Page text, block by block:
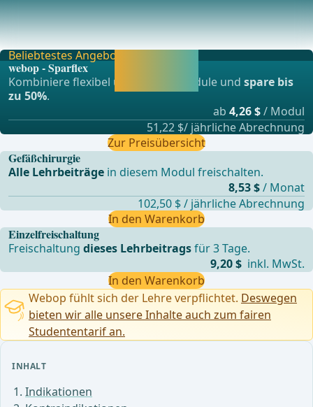
INHALT
Indikationen
Spinal- oder AllgemeinanästhesiePeriduralkatheter zur
postop. Analgesie sinnvoll ... - Operationen
Einzelfreischaltung
Freischaltungdieses Lehrbeitragsfür 3 Tage.
9,20 $ inkl. MwSt.
In den Warenkorb
Beliebtestes Angebot
webop - Sparflex
Kombiniere flexibel unsere Lernmodule undspare bis
zu 50%.
ab 4,26 $/ Modul
51,22 $/ jährliche Abrechnung
Zur Preisübersicht
Gefäßchirurgie
Alle Lehrbeiträge in diesem Modul freischalten.
8,53 $/ Monat
102,50 $ / jährliche Abrechnung
In den Warenkorb
Webop fühlt sich der Lehre verpflichtet. Deswegen
bieten wir alle unsere Inhalte auch zum fairen
Studententarif an.